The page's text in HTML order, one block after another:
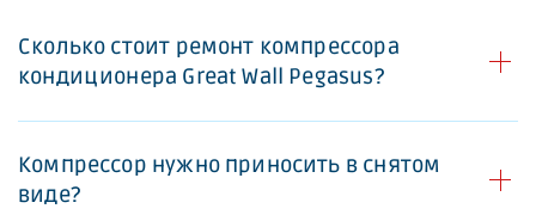
Сколько стоит ремонт компрессора
кондиционера Great Wall Pegasus?
Компрессор нужно приносить в снятом
виде?